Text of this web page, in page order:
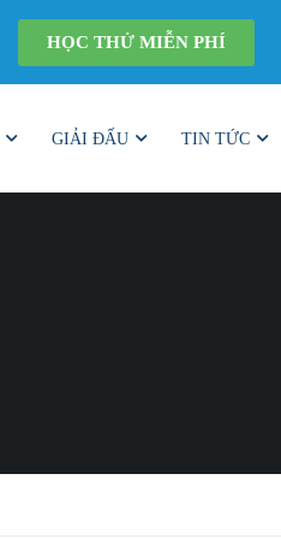
HỌC THỬ MIỄN PHÍ
GIẢI ĐẤU TIN TỨC